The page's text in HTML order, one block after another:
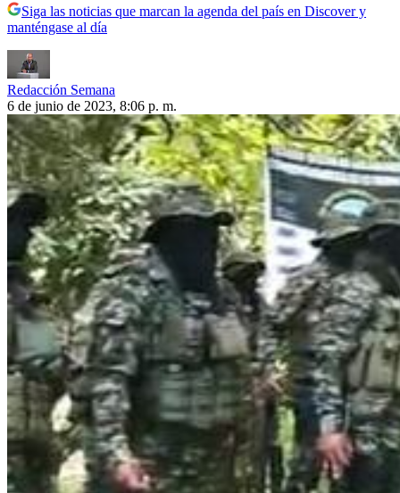
Siga las noticias que marcan la agenda del país en Discover y
manténgase al día
Redacción Semana
6 de junio de 2023, 8:06 p. m.